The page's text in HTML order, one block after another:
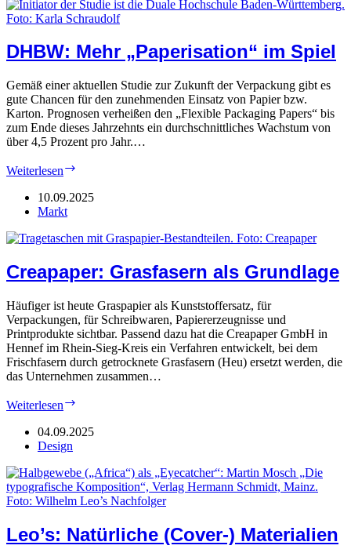
Packaging
DHBW: Mehr „Paperisation“ im Spiel
Gemäß einer aktuellen Studie zur Zukunft der Verpackung gibt es
gute Chancen für den zunehmenden Einsatz von Papier bzw.
Karton. Prognosen verheißen den „Flexible Packaging Papers“ bis
zum Ende dieses Jahrzehnts ein durchschnittliches Wachstum von
über 4,5 Prozent pro Jahr.…
Weiterlesen
„Paperisation“
10.09.2025
Markt
Creapaper: Grasfasern als Grundlage
Häufiger ist heute Graspapier als Kunststoffersatz, für
Verpackungen, für Schreibwaren, Papiererzeugnisse und
Printprodukte sichtbar. Passend dazu hat die Creapaper GmbH in
Hennef im Rhein-Sieg-Kreis ein Verfahren entwickelt, bei dem
Frischfasern durch getrocknete Grasfasern (Heu) ersetzt werden, die
das Unternehmen zusammen…
Weiterlesen
als
04.09.2025
Design
Leo’s: Natürliche (Cover-) Materialien